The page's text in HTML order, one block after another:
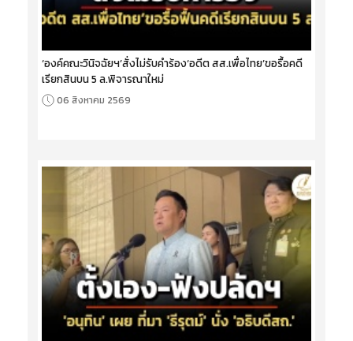
‘องค์คณะวินิจฉัยฯ’สั่งไม่รับคำร้อง‘อดีต สส.เพื่อไทย’ขอรื้อคดี
เรียกสินบน 5 ล.พิจารณาใหม่
06 สิงหาคม 2569